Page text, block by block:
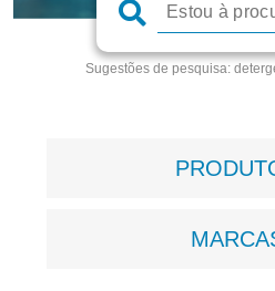
Sugestões de pesquisa: